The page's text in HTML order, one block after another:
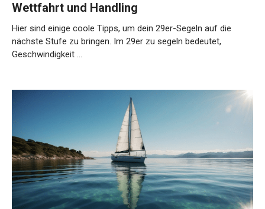
Wettfahrt und Handling
Hier sind einige coole Tipps, um dein 29er-Segeln auf die
nächste Stufe zu bringen. Im 29er zu segeln bedeutet,
Geschwindigkeit …